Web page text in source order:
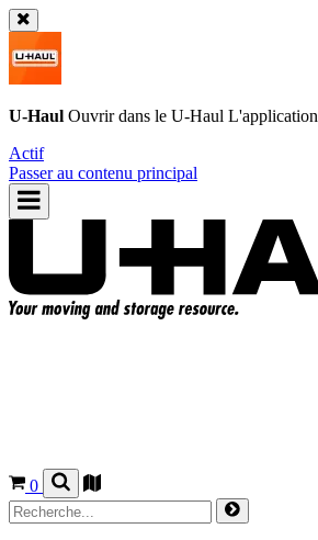
U-Haul Ouvrir dans le U-Haul L'application
Actif
Passer au contenu principal
0